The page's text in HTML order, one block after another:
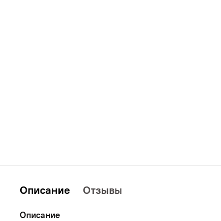
Описание Отзывы
Описание